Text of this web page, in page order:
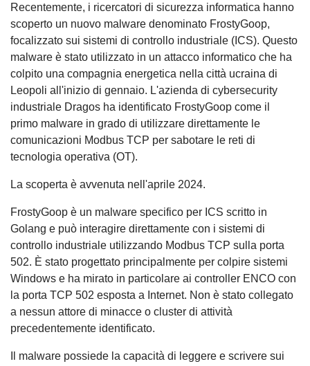
Recentemente, i ricercatori di sicurezza informatica hanno
scoperto un nuovo malware denominato FrostyGoop,
focalizzato sui sistemi di controllo industriale (ICS). Questo
malware è stato utilizzato in un attacco informatico che ha
colpito una compagnia energetica nella città ucraina di
Leopoli all'inizio di gennaio. L'azienda di cybersecurity
industriale Dragos ha identificato FrostyGoop come il
primo malware in grado di utilizzare direttamente le
comunicazioni Modbus TCP per sabotare le reti di
tecnologia operativa (OT).
La scoperta è avvenuta nell'aprile 2024.
FrostyGoop è un malware specifico per ICS scritto in
Golang e può interagire direttamente con i sistemi di
controllo industriale utilizzando Modbus TCP sulla porta
502. È stato progettato principalmente per colpire sistemi
Windows e ha mirato in particolare ai controller ENCO con
la porta TCP 502 esposta a Internet. Non è stato collegato
a nessun attore di minacce o cluster di attività
precedentemente identificato.
Il malware possiede la capacità di leggere e scrivere sui